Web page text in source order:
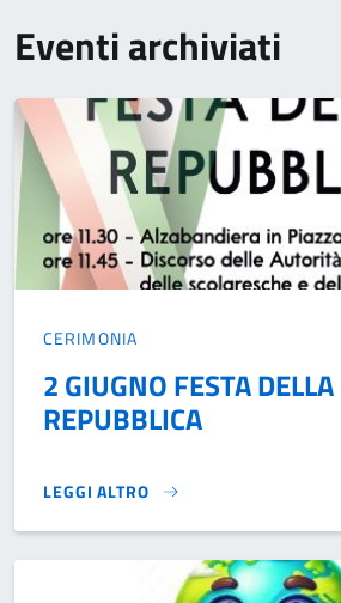
Eventi archiviati
CERIMONIA
2 GIUGNO FESTA DELLA
REPUBBLICA
LEGGI ALTRO
2 GIUGNO FESTA DELLA REPUBBLICA}